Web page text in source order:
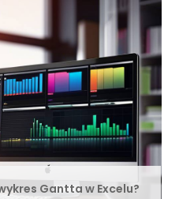
Gantta w Excelu?